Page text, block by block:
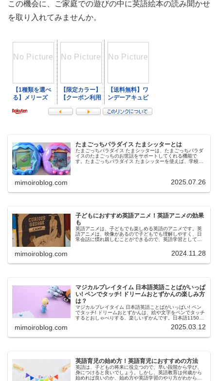
この機会に、ご家庭での遊びの中に英語絵本の読み聞かせ
を取り入れてみませんか。
たまごっちパラダイス たまシッターとは
たまごっちパラダイス たまシッターは、たまごっちパラダ
イスのたまごっちのお世話をサポートしてくれる機能で
す。たまごっちパラダイス たまシッターを使えば、学校や
mimoiroblog.com 2025.07.26
子どもにおすすめ英語アニメ！英語アニメの効果
も
英語アニメは、子どもでも楽しめる英語のアニメです。英
語アニメは、映像があるので子どもでも理解しやすく、日
常会話に慣れ親しむことができるので、英語学習としても
mimoiroblog.com 2024.11.28
マジカルプレイタイム 日本語英語ことばがいっぱ
い! ペンでタッチ! ドリームおとずかんの楽しみ方
は？
マジカルプレイタイム 日本語英語ことばがいっぱい! ペン
でタッチ! ドリームおとずかんは、絵や文字をペンでタッチ
するとおしゃべりする、楽しいずかんです。日本語1150種
mimoiroblog.com 2025.03.12
英語育児の始め方！英語育児におすすめの方法
英語は、子どもの将来に役立つので、早い段階から学び、
身につけると良いでしょう。しかし、英語教育は何歳から
始めれば良いのか、始め方や英語学習のやり方がわからな